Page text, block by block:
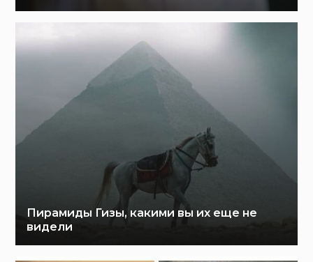
Пирамиды Гизы, какими вы их еще не
видели